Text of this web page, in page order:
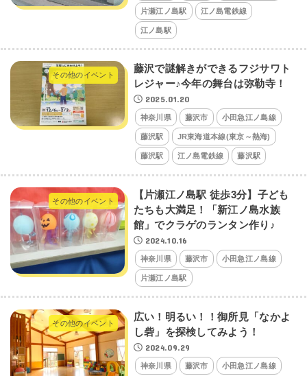
片瀬江ノ島駅 江ノ島電鉄線
江ノ島駅
その他のイベント
藤沢で謎解きができるフジサワト
レジャー♪今年の舞台は弥勒寺！
2025.01.20
神奈川県 藤沢市 小田急江ノ島線
藤沢駅 JR東海道本線(東京～熱海)
藤沢駅 江ノ島電鉄線 藤沢駅
その他のイベント
【片瀬江ノ島駅 徒歩3分】子ども
たちも大満足！「新江ノ島水族
館」でクラゲのランタン作り♪
2024.10.16
神奈川県 藤沢市 小田急江ノ島線
片瀬江ノ島駅
その他のイベント
広い！明るい！！御所見「なかよ
し砦」を探検してみよう！
2024.09.29
神奈川県 藤沢市 小田急江ノ島線